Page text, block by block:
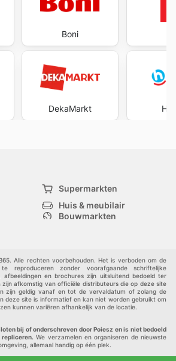
Boni
DekaMarkt
Supermarkten
Huis & meubilair
Bouwmarkten
Alle rechten voorbehouden. Het is verboden om de
reproduceren zonder voorafgaande schriftelijke
afbeeldingen en brochures zijn uitsluitend bedoeld ter
zijn afkomstig van officiële distributeurs die op deze site
zijn geldig vanaf en tot de vervaldatum of zolang de
deze site is informatief en kan niet worden gebruikt om
kunnen variëren afhankelijk van de locatie.
bij of onderschreven door Poiesz en is niet bedoeld
We verzamelen en organiseren de nieuwste
allemaal handig op één plek.